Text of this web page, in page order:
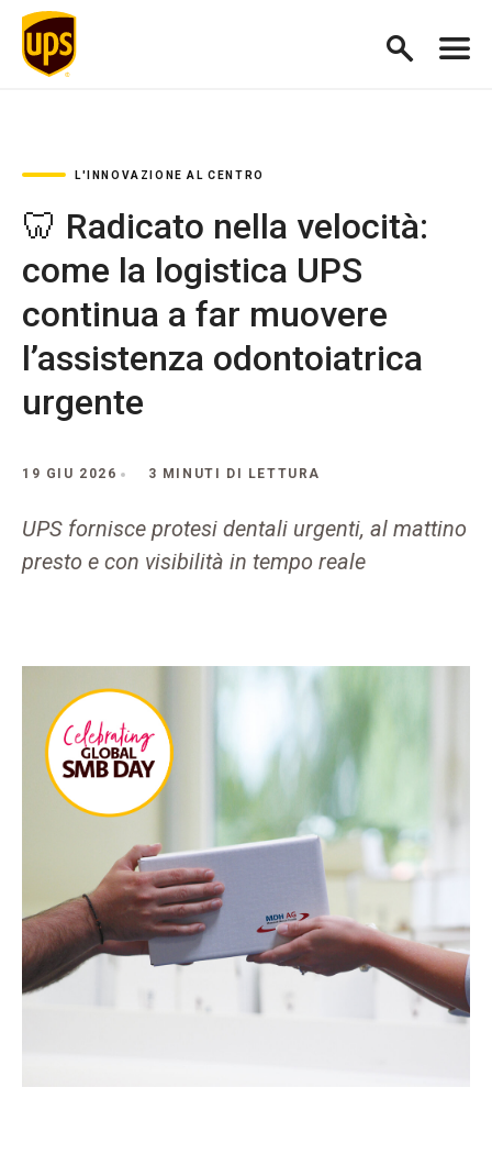
L'INNOVAZIONE AL CENTRO
🦷 Radicato nella velocità:
come la logistica UPS
continua a far muovere
l’assistenza odontoiatrica
urgente
19 GIU 2026 3 MINUTI DI LETTURA
UPS fornisce protesi dentali urgenti, al mattino
presto e con visibilità in tempo reale